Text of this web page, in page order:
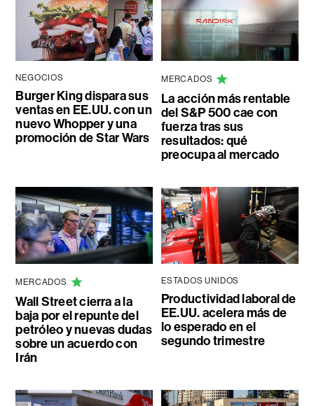
NEGOCIOS
Burger King dispara sus
ventas en EE.UU. con un
nuevo Whopper y una
promoción de Star Wars
MERCADOS
La acción más rentable
del S&P 500 cae con
fuerza tras sus
resultados: qué
preocupa al mercado
MERCADOS
Wall Street cierra a la
baja por el repunte del
petróleo y nuevas dudas
sobre un acuerdo con
Irán
ESTADOS UNIDOS
Productividad laboral de
EE.UU. acelera más de
lo esperado en el
segundo trimestre